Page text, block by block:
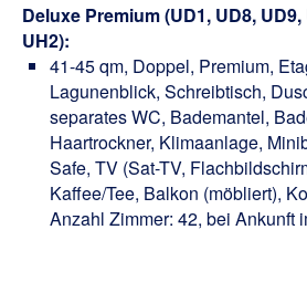
Deluxe Premium (UD1, UD8,
UH2):
41-45 qm, Doppel, Premium,
Lagunenblick, Schreibtisch,
separates WC, Bademantel,
Haartrockner, Klimaanlage,
Safe, TV (Sat-TV,
Kaffee/Tee, Balkon (möbliert),
Anzahl Zimmer: 42, bei Ankunft